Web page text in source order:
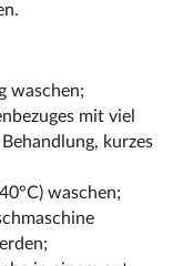
waschen;
mit viel
kurzes
waschen;